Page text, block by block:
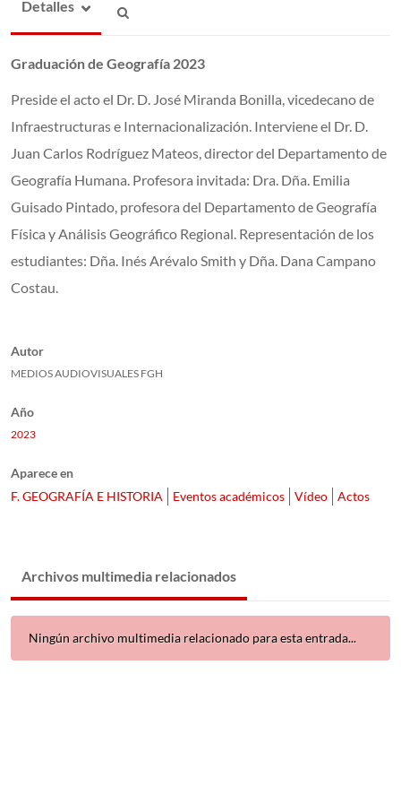
Detalles
Graduación de Geografía 2023
Preside el acto el Dr. D. José Miranda Bonilla, vicedecano de
Infraestructuras e Internacionalización. Interviene el Dr. D.
Juan Carlos Rodríguez Mateos, director del Departamento de
Geografía Humana. Profesora invitada: Dra. Dña. Emilia
Guisado Pintado, profesora del Departamento de Geografía
Física y Análisis Geográfico Regional. Representación de los
estudiantes: Dña. Inés Arévalo Smith y Dña. Dana Campano
Costau.
Autor
MEDIOS AUDIOVISUALES FGH
Año
2023
Aparece en
F. GEOGRAFÍA E HISTORIA
Eventos académicos Vídeo Actos
Archivos multimedia relacionados
Ningún archivo multimedia relacionado para esta entrada...